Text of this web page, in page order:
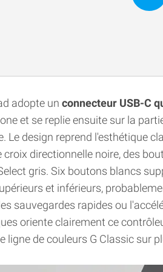
adopte un connecteur USB-C
et se replie ensuite sur la
Le design reprend l'esthétique
croix directionnelle noire, des
gris. Six boutons blancs
et inférieurs,
sauvegardes rapides ou
oriente clairement ce
ligne de couleurs G Classic sur